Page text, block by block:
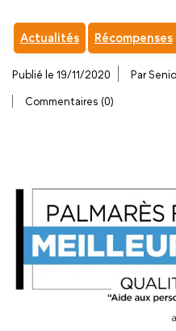
Actualités Récompenses
Publié le 19/11/2020 Par
Commentaires (0)